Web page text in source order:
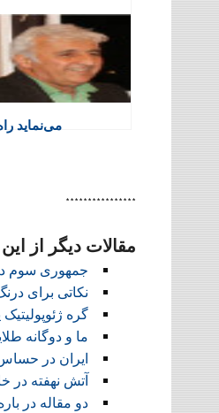
r
a
m
t
a
r
i
n
s
A
p
p
می‌نماید
****************
مقالات دیگر از
جمهوری سوم
نکاتی برای
گره
ما و دوگانه
ایران در
آتش نهفته در
دو مقاله در